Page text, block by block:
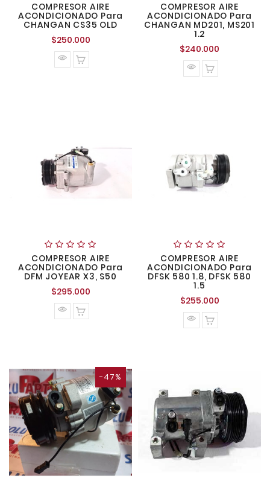
COMPRESOR AIRE
ACONDICIONADO Para
CHANGAN CS35 OLD
$250.000Precio
COMPRESOR AIRE
ACONDICIONADO Para
CHANGAN MD201, MS201
1.2
$240.000
COMPRESOR AIRE
ACONDICIONADO Para
DFM JOYEAR X3, S50
$295.000Precio
COMPRESOR AIRE
ACONDICIONADO Para
DFSK 580 1.8, DFSK 580
1.5
$255.000Precio
-47%